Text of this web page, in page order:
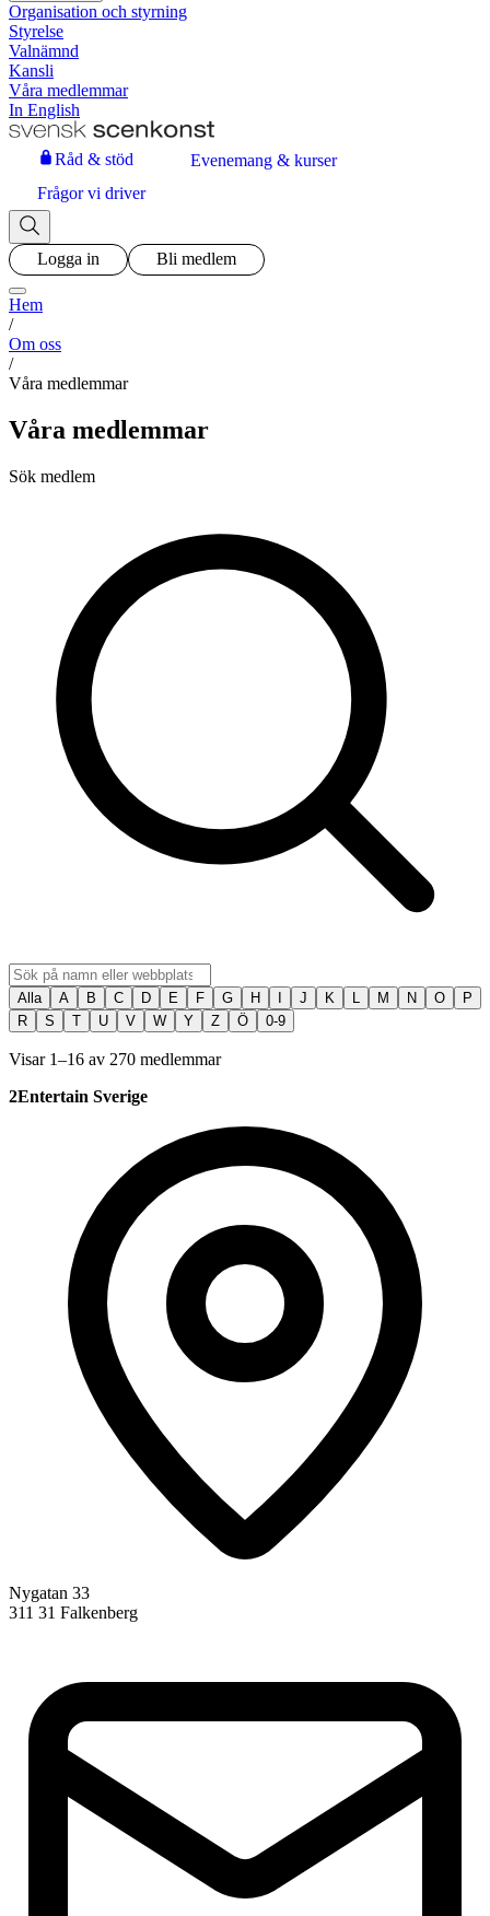
Organisation och styrning
Styrelse
Valnämnd
Kansli
Våra medlemmar
In English
Råd & stöd
Evenemang & kurser
Frågor vi driver
Logga in Bli medlem
Hem
/
Om oss
/
Våra medlemmar
Våra medlemmar
Sök medlem
Alla A B C D E F G H J K L M N O
P
R
S T U V W Y Z Ö 0-9
Visar 1–16 av 270 medlemmar
2Entertain Sverige
Nygatan 33
311 31 Falkenberg